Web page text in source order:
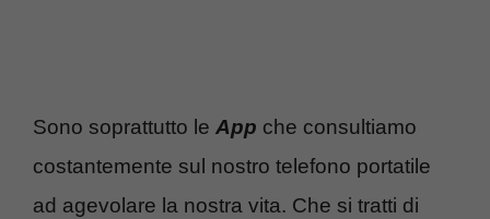
Sono soprattutto le App che consultiamo
costantemente sul nostro telefono portatile
ad agevolare la nostra vita. Che si tratti di